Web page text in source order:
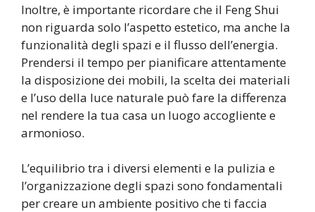
Inoltre, è importante ricordare che il Feng Shui
non riguarda solo l’aspetto estetico, ma anche la
funzionalità degli spazi e il flusso dell’energia.
Prendersi il tempo per pianificare attentamente
la disposizione dei mobili, la scelta dei materiali
e l’uso della luce naturale può fare la differenza
nel rendere la tua casa un luogo accogliente e
armonioso.
L’equilibrio tra i diversi elementi e la pulizia e
l’organizzazione degli spazi sono fondamentali
per creare un ambiente positivo che ti faccia